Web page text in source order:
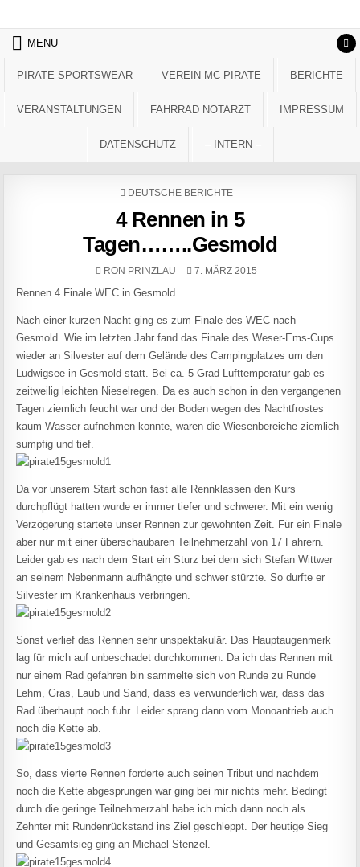
MENU
PIRATE-SPORTSWEAR VEREIN MC PIRATE BERICHTE
VERANSTALTUNGEN FAHRRAD NOTARZT IMPRESSUM
DATENSCHUTZ – INTERN –
POSTED IN
DEUTSCHE BERICHTE
4 Rennen in 5
Tagen……..Gesmold
AUTHOR:
RON PRINZLAU PUBLISHED DATE:
7. MÄRZ 2015
Rennen 4 Finale WEC in Gesmold
Nach einer kurzen Nacht ging es zum Finale des WEC nach
Gesmold. Wie im letzten Jahr fand das Finale des Weser-Ems-Cups
wieder an Silvester auf dem Gelände des Campingplatzes um den
Ludwigsee in Gesmold statt. Bei ca. 5 Grad Lufttemperatur gab es
zeitweilig leichten Nieselregen. Da es auch schon in den vergangenen
Tagen ziemlich feucht war und der Boden wegen des Nachtfrostes
kaum Wasser aufnehmen konnte, waren die Wiesenbereiche ziemlich
sumpfig und tief.
Da vor unserem Start schon fast alle Rennklassen den Kurs
durchpflügt hatten wurde er immer tiefer und schwerer. Mit ein wenig
Verzögerung startete unser Rennen zur gewohnten Zeit. Für ein Finale
aber nur mit einer überschaubaren Teilnehmerzahl von 17 Fahrern.
Leider gab es nach dem Start ein Sturz bei dem sich Stefan Wittwer
an seinem Nebenmann aufhängte und schwer stürzte. So durfte er
Silvester im Krankenhaus verbringen.
Sonst verlief das Rennen sehr unspektakulär. Das Hauptaugenmerk
lag für mich auf unbeschadet durchkommen. Da ich das Rennen mit
nur einem Rad gefahren bin sammelte sich von Runde zu Runde
Lehm, Gras, Laub und Sand, dass es verwunderlich war, dass das
Rad überhaupt noch fuhr. Leider sprang dann vom Monoantrieb auch
noch die Kette ab.
So, dass vierte Rennen forderte auch seinen Tribut und nachdem
noch die Kette abgesprungen war ging bei mir nichts mehr. Bedingt
durch die geringe Teilnehmerzahl habe ich mich dann noch als
Zehnter mit Rundenrückstand ins Ziel geschleppt. Der heutige Sieg
und Gesamtsieg ging an Michael Stenzel.